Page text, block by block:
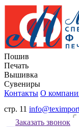
Пошив
Печать
Вышивка
Сувениры
Контакты О
стр. 11
Заказать звонок